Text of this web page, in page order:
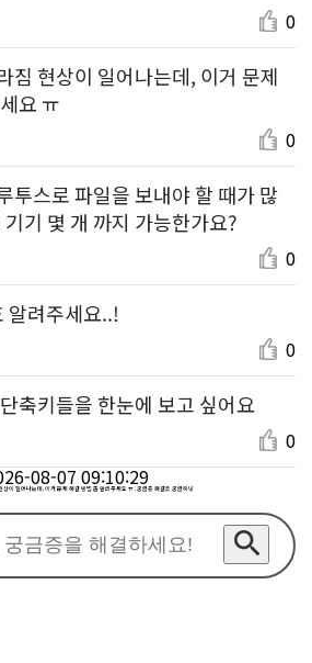
0
짐 현상이 일어나는데, 이거 문제
요 ㅠ
0
투스로 파일을 보내야 할 때가 많
기 몇 개 까지 가능한가요?
0
알려주세요..!
0
축키들을 한눈에 보고 싶어요
0
08-07 09:10:29
상이 일어나는데, 이거 문제 해결 방법 좀 알려주세요 ㅠ : 궁금증 해결은 궁금하넷